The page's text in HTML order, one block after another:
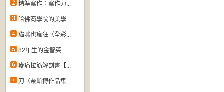
精準寫作：寫作力...
哈佛商學院的美學...
貓咪也瘋狂（全彩...
82年生的金智英
痠痛拉筋解剖書【...
刀（奈斯博作品集...